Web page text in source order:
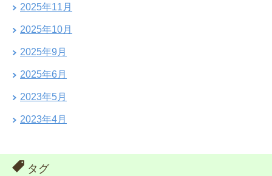
2025年11月
2025年10月
2025年9月
2025年6月
2023年5月
2023年4月
タグ